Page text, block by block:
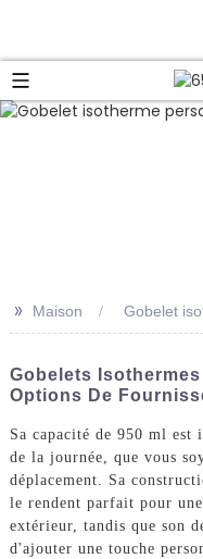
>> Maison Gobelet
Gobelets
Options De
Sa capacité de 950 ml
de la journée, que vous
déplacement. Sa
le rendent parfait pour
extérieur, tandis que son
d'ajouter une touche